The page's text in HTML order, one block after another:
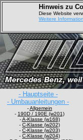
Hinweis zu
Diese Website
Weitere
- Hauptseite -
- Umbauanleitungen -
-Allgemein
- 190D / 190E (w201)
-A-Klasse (w168)
- C-Klasse (w202)
- C-Klasse (w203)
- C-Klasse (w204)